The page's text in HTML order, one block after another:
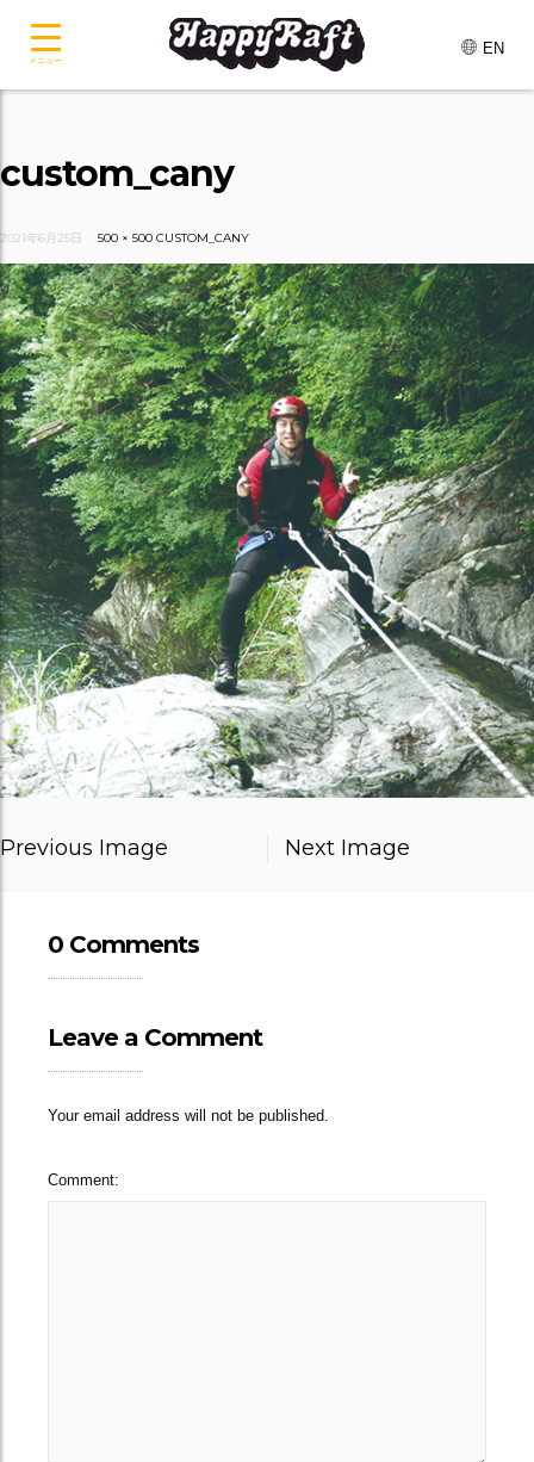
EN
custom_cany
2021年6月25日 500 × 500 CUSTOM_CANY
Previous Image Next Image
0 Comments
Leave a Comment
Your email address will not be published.
Comment:
メニュー